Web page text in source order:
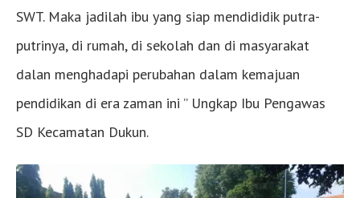
SWT. Maka jadilah ibu yang siap mendididik putra-
putrinya, di rumah, di sekolah dan di masyarakat
dalan menghadapi perubahan dalam kemajuan
pendidikan di era zaman ini ” Ungkap Ibu Pengawas
SD Kecamatan Dukun.